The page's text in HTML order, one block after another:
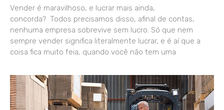
Vender é maravilhoso, e lucrar mais ainda,
concorda? Todos precisamos disso, afinal de contas,
nenhuma empresa sobrevive sem lucro. Só que nem
sempre vender significa literalmente lucrar, e é aí que a
coisa fica muito feia, quando você não tem uma